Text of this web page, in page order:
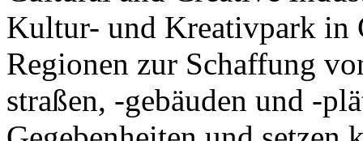
Kultur- und Kreativpark in
Regionen zur Schaffung
straßen, -gebäuden und -